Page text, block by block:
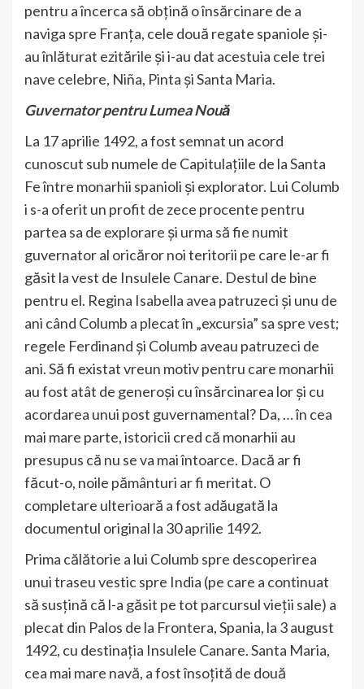
pentru a încerca să obțină o însărcinare de a
naviga spre Franța, cele două regate spaniole și-
au înlăturat ezitările și i-au dat acestuia cele trei
nave celebre, Niña, Pinta și Santa Maria.
Guvernator pentru Lumea Nouă
La 17 aprilie 1492, a fost semnat un acord
cunoscut sub numele de Capitulațiile de la Santa
Fe între monarhii spanioli și explorator. Lui Columb
i s-a oferit un profit de zece procente pentru
partea sa de explorare și urma să fie numit
guvernator al oricăror noi teritorii pe care le-ar fi
găsit la vest de Insulele Canare. Destul de bine
pentru el. Regina Isabella avea patruzeci și unu de
ani când Columb a plecat în „excursia” sa spre vest;
regele Ferdinand și Columb aveau patruzeci de
ani. Să fi existat vreun motiv pentru care monarhii
au fost atât de generoși cu însărcinarea lor și cu
acordarea unui post guvernamental? Da, … în cea
mai mare parte, istoricii cred că monarhii au
presupus că nu se va mai întoarce. Dacă ar fi
făcut-o, noile pământuri ar fi meritat. O
completare ulterioară a fost adăugată la
documentul original la 30 aprilie 1492.
Prima călătorie a lui Columb spre descoperirea
unui traseu vestic spre India (pe care a continuat
să susțină că l-a găsit pe tot parcursul vieții sale) a
plecat din Palos de la Frontera, Spania, la 3 august
1492, cu destinația Insulele Canare. Santa Maria,
cea mai mare navă, a fost însoțită de două